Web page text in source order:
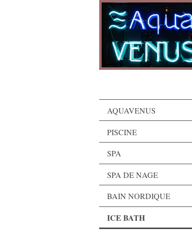
AQUAVENUS
PISCINE
SPA
SPA DE NAGE
BAIN NORDIQUE
ICE BATH